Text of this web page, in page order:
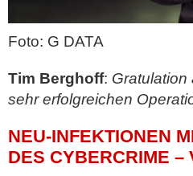
Foto: G DATA
Tim Berghoff: Gratulation
sehr erfolgreichen
NEU-INFEKTIONEN
DES CYBERCRIME –